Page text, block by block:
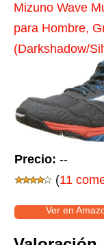
Mizuno Wave
para Hombre,
(Darkshadow/
Precio: --
(11
Ver en